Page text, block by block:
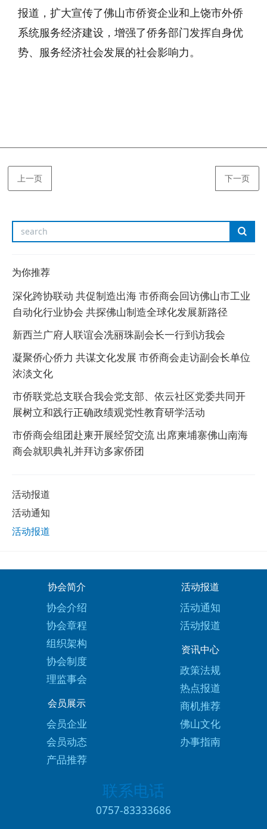
报道，扩大宣传了佛山市侨资企业和上饶市外侨
系统服务经济建设，增强了侨务部门发挥自身优
势、服务经济社会发展的社会影响力。
上一页 下一页
为你推荐
深化跨协联动 共促制造出海 市侨商会回访佛山市工业
自动化行业协会 共探佛山制造全球化发展新路径
新西兰广府人联谊会冼丽珠副会长一行到访我会
凝聚侨心侨力 共谋文化发展 市侨商会走访副会长单位
浓淡文化
市侨联党总支联合我会党支部、依云社区党委共同开
展树立和践行正确政绩观党性教育研学活动
市侨商会组团赴柬开展经贸交流 出席柬埔寨佛山南海
商会就职典礼并拜访多家侨团
活动报道
活动通知
活动报道
协会简介
协会介绍
协会章程
组织架构
协会制度
理监事会
活动报道
活动通知
活动报道
资讯中心
政策法规
热点报道
商机推荐
佛山文化
办事指南
会员展示
会员企业
会员动态
产品推荐
联系电话
0757-83333686